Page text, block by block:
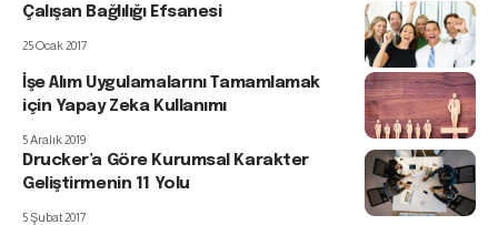
Çalışan Bağlılığı Efsanesi
25 Ocak 2017
İşe Alım Uygulamalarını Tamamlamak
için Yapay Zeka Kullanımı
5 Aralık 2019
Drucker’a Göre Kurumsal Karakter
Geliştirmenin 11 Yolu
5 Şubat 2017